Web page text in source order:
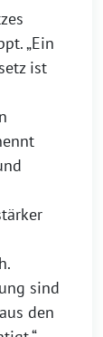
„Ein
ist
sind
den